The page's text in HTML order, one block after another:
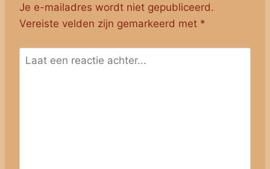
Je e-mailadres wordt niet gepubliceerd.
Vereiste velden zijn gemarkeerd met *